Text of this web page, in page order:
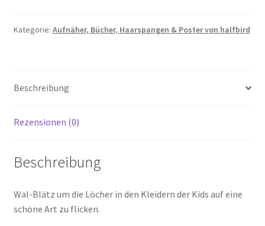
Kategorie: Aufnäher, Bücher, Haarspangen & Poster von halfbird
Beschreibung
Rezensionen (0)
Beschreibung
Wal-Blätz um die Löcher in den Kleidern der Kids auf eine
schöne Art zu flicken.